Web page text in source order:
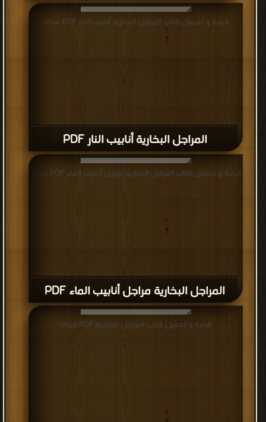
المراجل البخارية أنابيب النار PDF
قراءة و تحميل كتاب المراجل البخارية أنابيب النار PDF مجانا
المراجل البخارية مراجل أنابيب الماء PDF
قراءة و تحميل كتاب المراجل البخارية مراجل أنابيب الماء PDF مجانا
قراءة و تحميل كتاب المراجل البخارية PDF مجانا